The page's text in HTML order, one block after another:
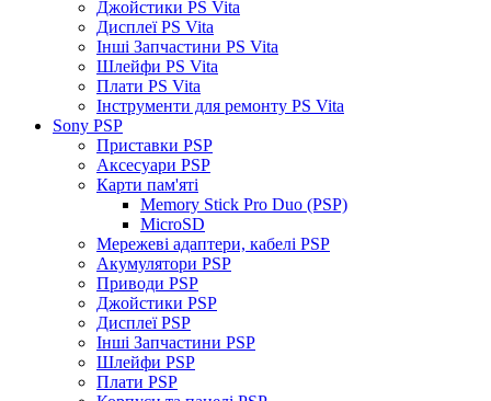
Джойстики PS Vita
Дисплеї PS Vita
Інші Запчастини PS Vita
Шлейфи PS Vita
Плати PS Vita
Інструменти для ремонту PS Vita
Sony PSP
Приставки PSP
Аксесуари PSP
Карти пам'яті
Memory Stick Pro Duo (PSP)
MicroSD
Мережеві адаптери, кабелі PSP
Акумулятори PSP
Приводи PSP
Джойстики PSP
Дисплеї PSP
Інші Запчастини PSP
Шлейфи PSP
Плати PSP